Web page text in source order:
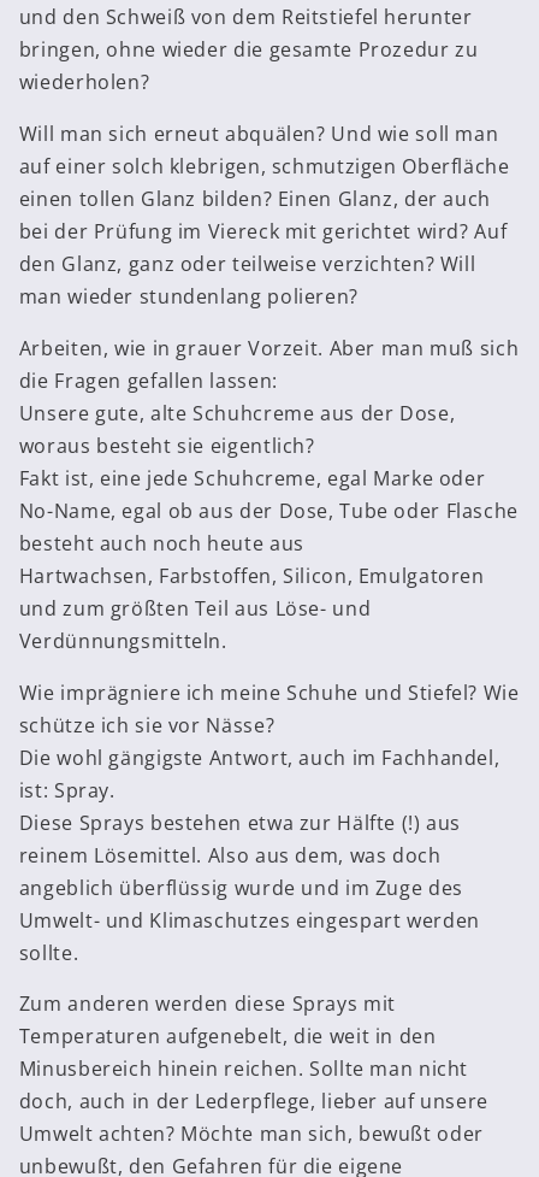
und den Schweiß von dem Reitstiefel herunter
bringen, ohne wieder die gesamte Prozedur zu
wiederholen?
Will man sich erneut abquälen? Und wie soll man
auf einer solch klebrigen, schmutzigen Oberfläche
einen tollen Glanz bilden? Einen Glanz, der auch
bei der Prüfung im Viereck mit gerichtet wird? Auf
den Glanz, ganz oder teilweise verzichten? Will
man wieder stundenlang polieren?
Arbeiten, wie in grauer Vorzeit. Aber man muß sich
die Fragen gefallen lassen:
Unsere gute, alte Schuhcreme aus der Dose,
woraus besteht sie eigentlich?
Fakt ist, eine jede Schuhcreme, egal Marke oder
No-Name, egal ob aus der Dose, Tube oder Flasche
besteht auch noch heute aus
Hartwachsen, Farbstoffen, Silicon, Emulgatoren
und zum größten Teil aus Löse- und
Verdünnungsmitteln.
Wie imprägniere ich meine Schuhe und Stiefel? Wie
schütze ich sie vor Nässe?
Die wohl gängigste Antwort, auch im Fachhandel,
ist: Spray.
Diese Sprays bestehen etwa zur Hälfte (!) aus
reinem Lösemittel. Also aus dem, was doch
angeblich überflüssig wurde und im Zuge des
Umwelt- und Klimaschutzes eingespart werden
sollte.
Zum anderen werden diese Sprays mit
Temperaturen aufgenebelt, die weit in den
Minusbereich hinein reichen. Sollte man nicht
doch, auch in der Lederpflege, lieber auf unsere
Umwelt achten? Möchte man sich, bewußt oder
unbewußt, den Gefahren für die eigene